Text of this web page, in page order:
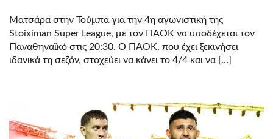
Ματσάρα στην Τούμπα για την 4η αγωνιστική της
Stoiximan Super League, με τον ΠΑΟΚ να υποδέχεται τον
Παναθηναϊκό στις 20:30. Ο ΠΑΟΚ, που έχει ξεκινήσει
ιδανικά τη σεζόν, στοχεύει να κάνει το 4/4 και να […]